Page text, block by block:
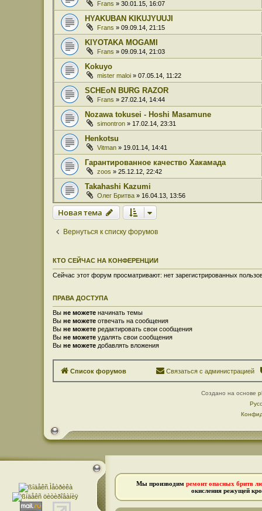
Frans » 30.01.15, 16:07
HYAKUBAN KIKUJYUUJI
Frans » 09.09.14, 21:15
KIYOTAKA MOGAMI
Frans » 09.09.14, 21:03
Kokuyo
mister maloi » 07.05.14, 11:22
SCHEoN BURG RAZOR
Frans » 27.02.14, 14:44
Nozawa tokusei - Hoshi Masamune
simontron » 17.02.14, 23:31
Henkotsu
Vitman » 19.01.14, 14:41
Гарантированное качество Хакамада
zoos » 25.12.12, 22:42
Takahashi Kazumi
Олег Бритва » 16.04.13, 13:56
Новая тема
Вернуться к списку форумов
КТО СЕЙЧАС НА КОНФЕРЕНЦИИ
Сейчас этот форум просматривают: нет зарегистрированных
ПРАВА ДОСТУПА
Вы не можете начинать темы
Вы не можете отвечать на сообщения
Вы не можете редактировать свои сообщения
Вы не можете удалять свои сообщения
Вы не можете добавлять вложения
Список форумов Связаться с администрацией
Создано на основе
Мы производим ремонт опасных бритв
окисления режущей